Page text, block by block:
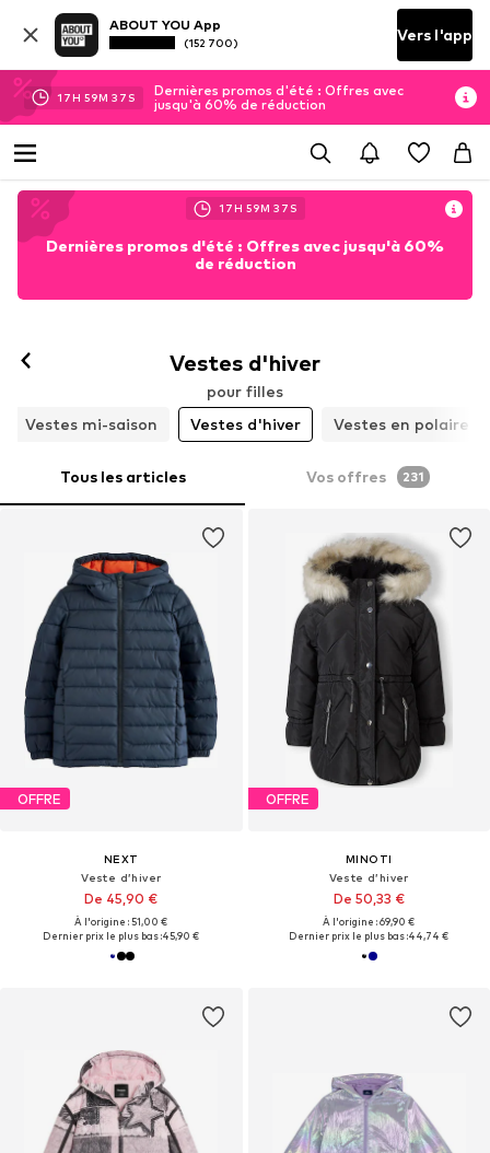
ABOUT YOU App
(152 700) Vers l'app
17H 59M 35 S
Dernières promos d'été : Offres avec
jusqu'à 60% de réduction
17H 59M 35 S
Dernières promos d'été : Offres avec jusqu'à 60%
de réduction
Vestes d'hiver
pour filles
Vestes mi-saison
Vestes d'hiver Vestes en polaire
Tous les articles Vos offres 231
OFFRE
NEXT
Veste d’hiver
De 45,90 €
À l'origine : 51,00 €
Dernier prix le plus bas :45,90 €
OFFRE
MINOTI
Veste d’hiver
De 50,33 €
À l'origine : 69,90 €
Dernier prix le plus bas :44,74 €